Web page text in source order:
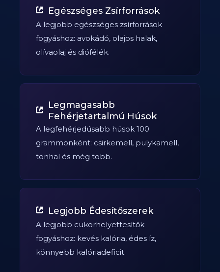
Egészséges Zsírforrások
A legjobb egészséges zsírforrások
fogyáshoz: avokádó, olajos halak,
olívaolaj és diófélék.
Legmagasabb
Fehérjetartalmú Húsok
A legfehérjedúsabb húsok 100
grammonként: csirkemell, pulykamell,
tonhal és még több.
Legjobb Édesítőszerek
A legjobb cukorhelyettesítők
fogyáshoz: kevés kalória, édes íz,
könnyebb kalóriadeficit.